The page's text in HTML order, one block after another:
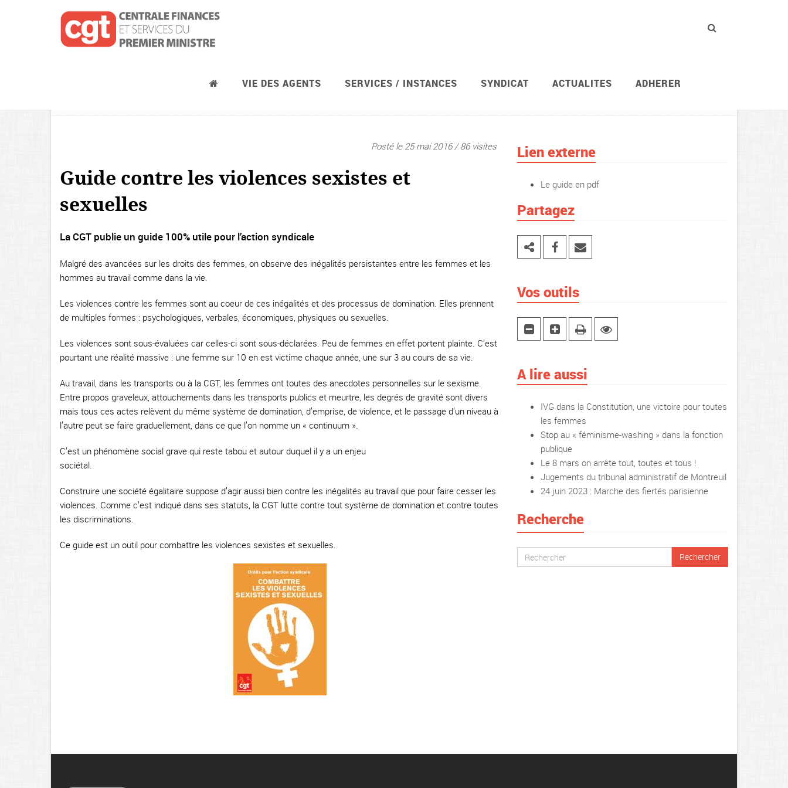
VIE DES AGENTS SERVICES / INSTANCES SYNDICAT ACTUALITES ADHERER
Posté le 25 mai 2016 / 86 visites
Guide contre les violences sexistes et
sexuelles
La CGT publie un guide 100% utile pour l’action syndicale
Malgré des avancées sur les droits des femmes, on observe des inégalités persistantes entre les femmes et les
hommes au travail comme dans la vie.
Les violences contre les femmes sont au coeur de ces inégalités et des processus de domination. Elles prennent
de multiples formes : psychologiques, verbales, économiques, physiques ou sexuelles.
Les violences sont sous-évaluées car celles-ci sont sous-déclarées. Peu de femmes en effet portent plainte. C’est
pourtant une réalité massive : une femme sur 10 en est victime chaque année, une sur 3 au cours de sa vie.
Au travail, dans les transports ou à la CGT, les femmes ont toutes des anecdotes personnelles sur le sexisme.
Entre propos graveleux, attouchements dans les transports publics et meurtre, les degrés de gravité sont divers
mais tous ces actes relèvent du même système de domination, d’emprise, de violence, et le passage d’un niveau à
l’autre peut se faire graduellement, dans ce que l’on nomme un « continuum ».
C’est un phénomène social grave qui reste tabou et autour duquel il y a un enjeu
sociétal.
Construire une société égalitaire suppose d’agir aussi bien contre les inégalités au travail que pour faire cesser les
violences. Comme c’est indiqué dans ses statuts, la CGT lutte contre tout système de domination et contre toutes
les discriminations.
Ce guide est un outil pour combattre les violences sexistes et sexuelles.
Lien externe
Le guide en pdf
Partagez
Vos outils
A lire aussi
IVG dans la Constitution, une victoire pour toutes
les femmes
Stop au « féminisme-washing » dans la fonction
publique
Le 8 mars on arrête tout, toutes et tous !
Jugements du tribunal administratif de Montreuil
24 juin 2023 : Marche des fiertés parisienne
Recherche